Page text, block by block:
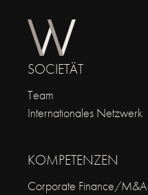
SOCIETÄT
Team
Internationales Netzwerk
KOMPETENZEN
Corporate Finance/M&A